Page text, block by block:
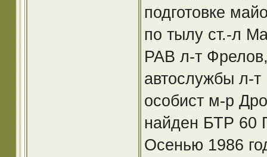
подготовке
по тылу ст.-л
РАВ л-т
автослужбы л-т
особист м-р
найден БТР 60
Осенью 1986